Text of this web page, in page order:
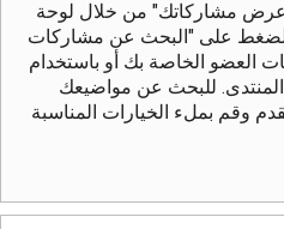
مشاركاتك" من خلال لوحة
على "البحث عن مشاركات
الخاصة بك أو باستخدام
للبحث عن مواضيعك
وقم بملء الخيارات المناسبة